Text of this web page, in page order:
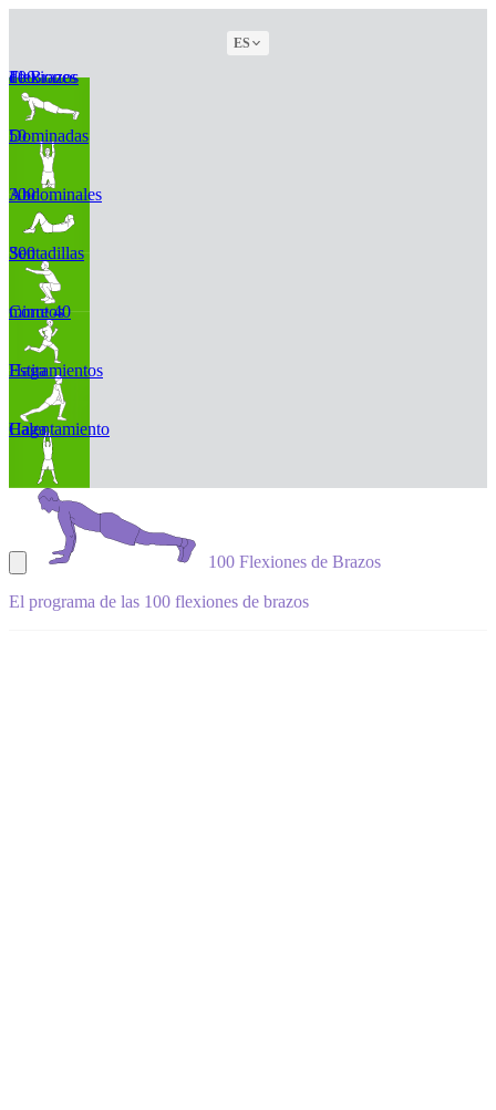
ES
100 Flexiones de Brazos
50 Dominadas
300 Abdominales
300 Sentadillas
Corre 40 minutos
Haga Estiramientos
Haga Calentamiento
100 Flexiones de Brazos
El programa de las 100 flexiones de brazos